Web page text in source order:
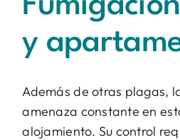
Contacto
BUSCAR:
y
Además de otras plagas,
amenaza constante en
alojamiento. Su control